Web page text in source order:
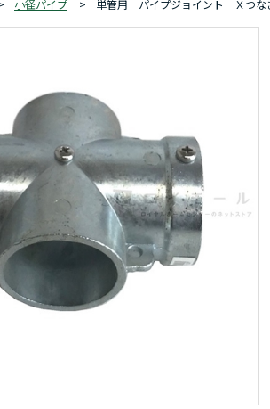
小径パイプ > 単管用 パイプジョイント Ｘつな